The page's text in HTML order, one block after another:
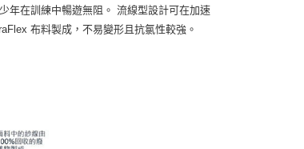
年在訓練中暢遊無阻。 流線型設計可在加速
布料製成，不易變形且抗氯性較強。